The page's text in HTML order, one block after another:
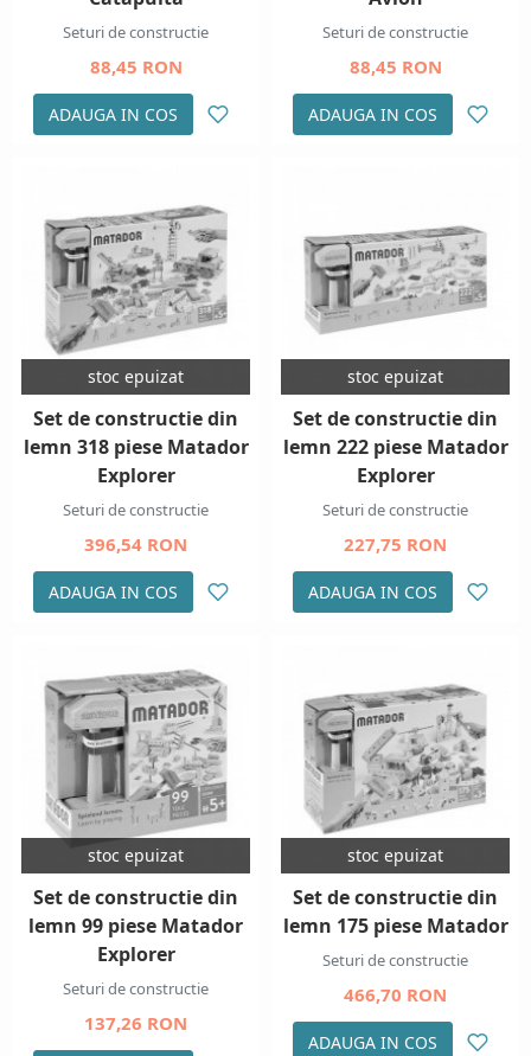
Seturi de constructie
88,45 RON
ADAUGA IN COS
Seturi de constructie
88,45 RON
ADAUGA IN COS
stoc epuizat
Set de constructie din
lemn 318 piese Matador
Explorer
Seturi de constructie
396,54 RON
ADAUGA IN COS
stoc epuizat
Set de constructie din
lemn 222 piese Matador
Explorer
Seturi de constructie
227,75 RON
ADAUGA IN COS
stoc epuizat
Set de constructie din
lemn 99 piese Matador
Explorer
Seturi de constructie
137,26 RON
stoc epuizat
Set de constructie din
lemn 175 piese Matador
Seturi de constructie
466,70 RON
ADAUGA IN COS